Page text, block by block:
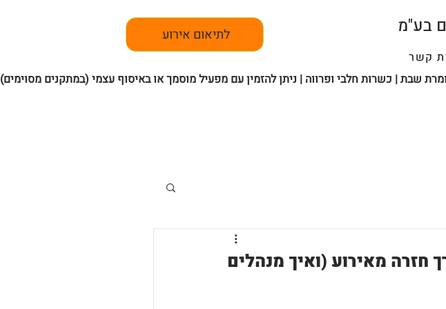
בע"מ
קשר
לתיאום אירוע
שבת | כשרות חלבי ופרווה | ניתן להזמין עם מפעיל מוסמך או באיסוף עצמי (במתקנים מסוימים)
מאירוע (ואיך מנהלים